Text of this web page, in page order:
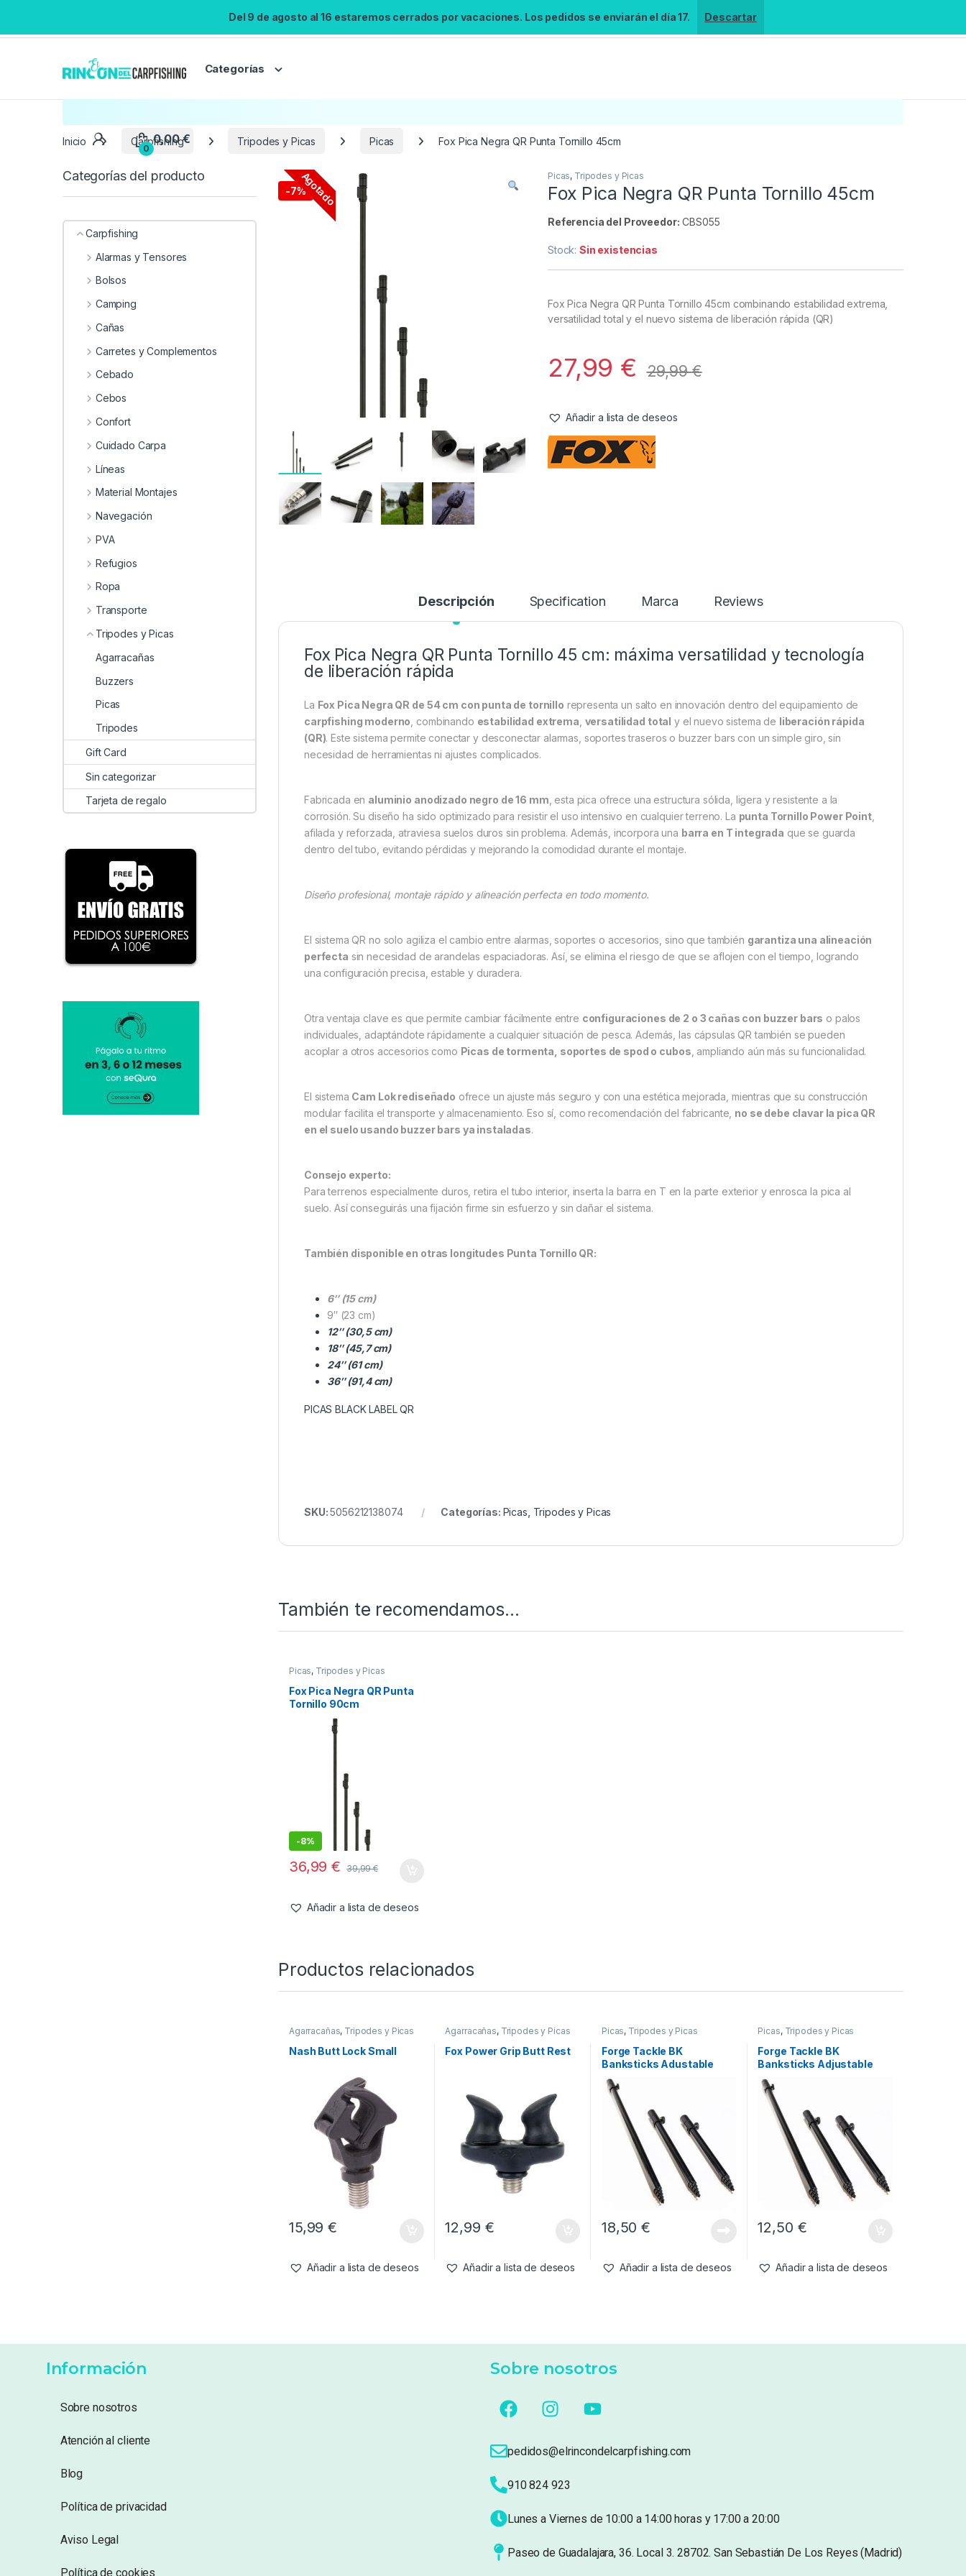
Del 9 de agosto al 16 estaremos cerrados por vacaciones. Los pedidos se enviarán el día 17. Descartar
Categorías
Búsqueda no disponible
No se pudo cargar el widget de búsqueda.
Inicio Carpfishing Tripodes y Picas Picas Fox Pica Negra QR Punta Tornillo 45cm
-7%Agotado Picas, Tripodes y Picas
Fox Pica Negra QR Punta Tornillo 45cm
Referencia del Proveedor: CBS055
Stock:Sin existencias
Fox Pica Negra QR Punta Tornillo 45cm combinando estabilidad extrema,
versatilidad total y el nuevo sistema de liberación rápida (QR)
27,99 € 29,99€
Añadir a lista de deseos
Descripción Specification Marca Reviews
Fox Pica Negra QR Punta Tornillo 45 cm: máxima versatilidad y tecnología
de liberación rápida
La Fox Pica Negra QR de 54 cm con punta de tornillo representa un salto en innovación dentro del equipamiento de
carpfishing moderno , combinando estabilidad extrema versatilidad total y el nuevo sistema de liberación rápida
(QR). Este sistema permite conectar y desconectar alarmas, soportes traseros o buzzer bars con un simple giro, sin
necesidad de herramientas ni ajustes complicados.
Fabricada en aluminio anodizado negro de 16 mm , esta pica ofrece una estructura sólida, ligera y resistente a la
corrosión. Su diseño ha sido optimizado para resistir el uso intensivo en cualquier terreno. La punta Tornillo Power Point,
afilada y reforzada, atraviesa suelos duros sin problema. Además, incorpora una barra en T integrada que se guarda
dentro del tubo, evitando pérdidas y mejorando la comodidad durante el montaje.
Diseño profesional, montaje rápido y alineación perfecta en todo momento.
El sistema QR no solo agiliza el cambio entre alarmas, soportes o accesorios, sino que también garantiza una alineación
perfecta sin necesidad de arandelas espaciadoras. Así, se elimina el riesgo de que se aflojen con el tiempo, logrando
una configuración precisa, estable y duradera.
Otra ventaja clave es que permite cambiar fácilmente entre configuraciones de 2 o 3 cañas con buzzer bars o palos
individuales, adaptándote rápidamente a cualquier situación de pesca. Además, las cápsulas QR también se pueden
acoplar a otros accesorios como Picas de tormenta, soportes de spod o cubos , ampliando aún más su funcionalidad.
El sistema Cam Lok rediseñado ofrece un ajuste más seguro y con una estética mejorada, mientras que su construcción
modular facilita el transporte y almacenamiento. Eso sí, como recomendación del fabricante, no se debe clavar la pica QR
en el suelo usando buzzer bars ya instaladas.
Consejo experto:
Para terrenos especialmente duros, retira el tubo interior, inserta la barra en T en la parte exterior y enrosca la pica al
suelo. Así conseguirás una fijación firme sin esfuerzo y sin dañar el sistema.
También disponible en otras longitudes Punta Tornillo QR:
6″ (15 cm)
9″ (23 cm)
12″ (30,5 cm)
18″ (45,7 cm)
24″ (61 cm)
36″ (91,4 cm)
PICAS BLACK LABEL QR
SKU:5056212138074 Categorías: Picas Tripodes y Picas
También te recomendamos…
Picas, Tripodes y Picas
Fox Pica Negra QR Punta
Tornillo 90cm
-8%
36,99€ 39,99€
Añadir a lista de deseos
Productos relacionados
Agarracañas, Tripodes y Picas
Nash Butt Lock Small
15,99€
Añadir a lista de deseos
Agarracañas, Tripodes y Picas
Fox Power Grip Butt Rest
12,99 €
Añadir a lista de deseos
Picas, Tripodes y Picas
Forge Tackle BK
Banksticks Adustable
90cm To 130cm
18,50€
Añadir a lista de deseos
Picas, Tripodes y Picas
Forge Tackle BK
Banksticks Adjustable
30cm To 50cm
12,50 €
Añadir a lista de deseos
Categorías del producto
Carpfishing
Alarmas y Tensores
Bolsos
Camping
Cañas
Carretes y Complementos
Cebado
Cebos
Confort
Cuidado Carpa
Líneas
Material Montajes
Navegación
PVA
Refugios
Ropa
Transporte
Tripodes y Picas
Agarracañas
Buzzers
Picas
Tripodes
Gift Card
Sin categorizar
Tarjeta de regalo
Información
Sobre nosotros
Atención al cliente
Blog
Política de privacidad
Aviso Legal
Política de cookies
Sobre nosotros
pedidos@elrincondelcarpfishing.com
910 824 923
Lunes a Viernes de 10:00 a 14:00 horas y 17:00 a 20:00
Paseo de Guadalajara, 36. Local 3. 28702. San Sebastián De Los Reyes (Madrid)